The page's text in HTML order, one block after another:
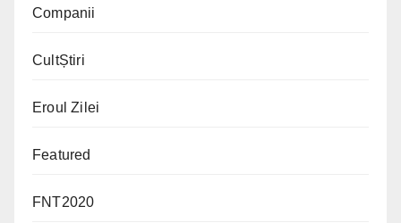
Companii
CultȘtiri
Eroul Zilei
Featured
FNT2020